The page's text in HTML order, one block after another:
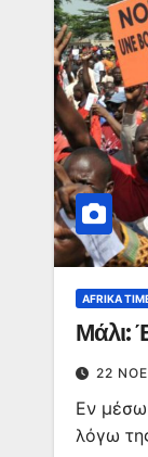
AFRIKA
Μάλι:
22
Εν μέσω
λόγω